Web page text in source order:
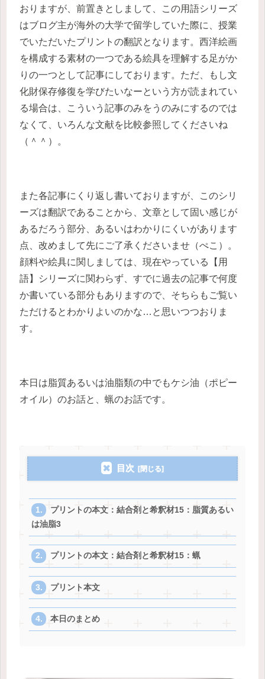
おりますが、前置きとしまして、この用語シリーズ
はブログ主が海外の大学で留学していた際に、授業
でいただいたプリントの翻訳となります。西洋絵画
を構成する素材の一つである絵具を理解する足がか
りの一つとして記事にしております。ただ、もし文
化財保存修復を学びたいなーという方が読まれてい
る場合は、こういう記事のみをうのみにするのでは
なくて、いろんな文献を比較参照してくださいね
（＾＾）。
また各記事にくり返し書いておりますが、このシリ
ーズは翻訳であることから、文章として固い感じが
あるだろう部分、あるいはわかりにくいがあります
点、改めまして先にご了承くださいませ（ぺこ）。
顔料や絵具に関しましては、現在やっている【用
語】シリーズに関わらず、すでに過去の記事で何度
か書いている部分もありますので、そちらもご覧い
ただけるとわかりよいのかな…と思いつつおりま
す。
本日は脂質あるいは油脂類の中でもケシ油（ポピー
オイル）のお話と、蝋のお話です。
目次
プリントの本文：結合剤と希釈材15：脂質あるい
は油脂3
プリントの本文：結合剤と希釈材15：蝋
プリント本文
本日のまとめ